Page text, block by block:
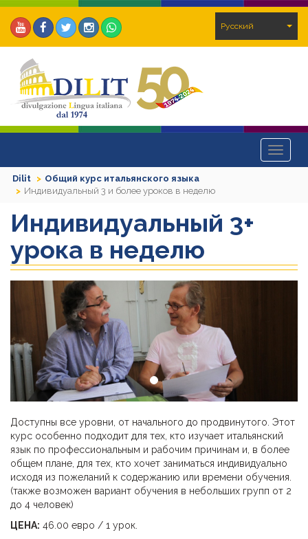
Pусский
Toggle
Dilit
Общий курс итальянского языка
Индивидуальный 3 и более уроков в неделю
Индивидуальный 3+
урока в неделю
Доступны все уровни, от начального до продвинутого. Этот
курс особенно подходит для тех, кто изучает итальянский
язык по профессиональным и рабочим причинам и, в более
общем плане, для тех, кто хочет заниматься индивидуально
исходя из пожеланий к содержанию или времени обучения.
(также возможен вариант обучения в небольших групп от 2
до 4 человек)
ЦЕНА: 46.00 евро / 1 урок.